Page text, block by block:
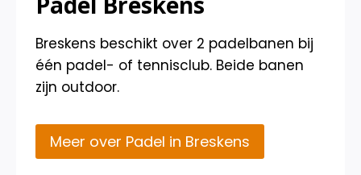
Breskens beschikt over 2 padelbanen bij
één padel- of tennisclub. Beide banen
zijn outdoor.
Meer over Padel in Breskens